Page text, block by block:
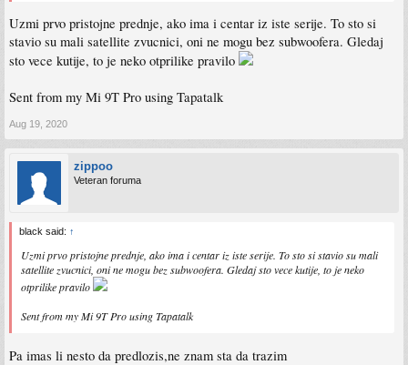
dva bolja bookshelf zvucnika i dodam woofer
ograicen sam i budzetm,pa ne mogu sada uzimati nista pretjerano dobro
ima li neko od vas na prodaju neke zvucnike i woofer ili bilo sta od ovog ?
https://www.olx.ba/artikal/39365793/zvucnici-yamaha-nx-e130-x4-i-nx-c130-x1/
Uzmi prvo pristojne prednje, ako ima i centar iz iste serije. To sto si
stavio su mali satellite zvucnici, oni ne mogu bez subwoofera. Gledaj
sto vece kutije, to je neko otprilike pravilo
Sent from my Mi 9T Pro using Tapatalk
Aug 19, 2020
zippoo
Veteran foruma
black said: ↑
Uzmi prvo pristojne prednje, ako ima i centar iz iste serije. To sto si stavio su mali
satellite zvucnici, oni ne mogu bez subwoofera. Gledaj sto vece kutije, to je neko
otprilike pravilo
Sent from my Mi 9T Pro using Tapatalk
Pa imas li nesto da predlozis,ne znam sta da trazim